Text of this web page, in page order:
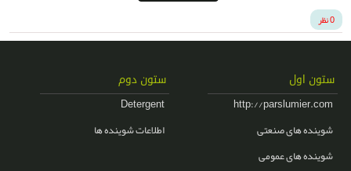
0 نظر
ستون اول
http://parslumier.com
شوینده های صنعتی
شوینده های عمومی
ستون دوم
Detergent
اطلاعات شوینده ها